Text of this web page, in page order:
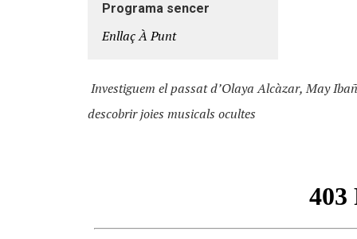
Programa sencer
Enllaç À Punt
Investiguem el passat d’Olaya Alcàzar, May
descobrir joies musicals ocultes